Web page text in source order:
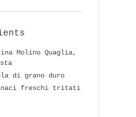
Molino Quaglia,
di grano duro
freschi tritati